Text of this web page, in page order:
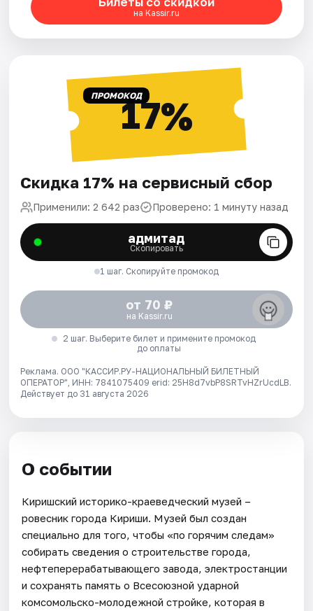
на Kassir.ru
ПРОМОКОД17%
Скидка 17% на сервисный сбор
Применили: 2 642 раз Проверено: 1 минуту назад
адмитад
Скопировать
1 шаг. Скопируйте промокод
от 70 ₽
на Kassir.ru
2 шаг. Выберите билет и примените промокод
до оплаты
Реклама. ООО "КАССИР.РУ-НАЦИОНАЛЬНЫЙ БИЛЕТНЫЙ
ОПЕРАТОР", ИНН: 7841075409 erid: 25H8d7vbP8SRTvHZrUcdLB.
Действует до 31 августа 2026
О событии
Киришский историко-краеведческий музей –
ровесник города Кириши. Музей был создан
специально для того, чтобы «по горячим следам»
собирать сведения о строительстве города,
нефтеперерабатывающего завода, электростанции
и сохранять память о Всесоюзной ударной
комсомольско-молодежной стройке, которая в